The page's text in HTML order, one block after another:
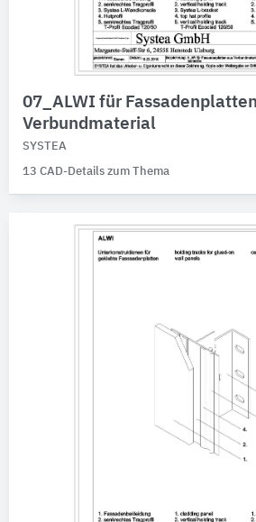
07_ALWI für
Verbundmaterial
SYSTEA
13 CAD-Details zum Thema